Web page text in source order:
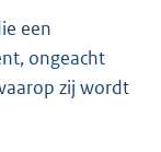
een
ongeacht
zij wordt